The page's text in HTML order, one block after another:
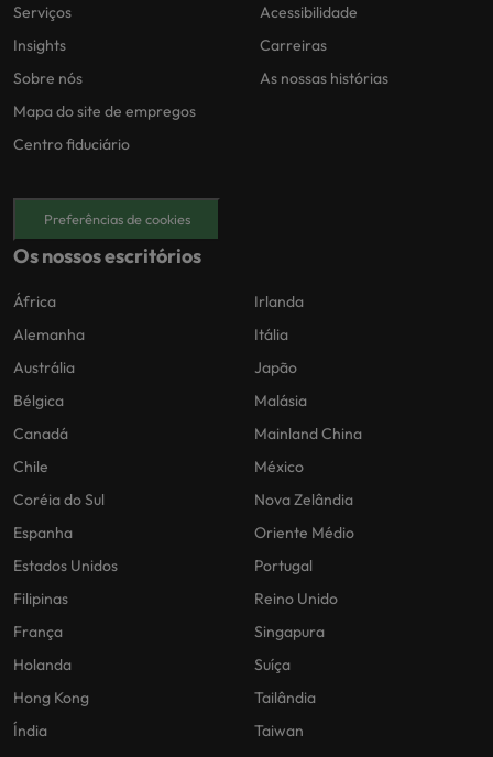
Serviços
Insights
Sobre nós
Mapa do site de empregos
Centro fiduciário
Acessibilidade
Carreiras
As nossas histórias
Preferências de cookies
Os nossos escritórios
África
Alemanha
Austrália
Bélgica
Canadá
Chile
Coréia do Sul
Espanha
Estados Unidos
Filipinas
França
Holanda
Hong Kong
Índia
Irlanda
Itália
Japão
Malásia
Mainland China
México
Nova Zelândia
Oriente Médio
Portugal
Reino Unido
Singapura
Suíça
Tailândia
Taiwan